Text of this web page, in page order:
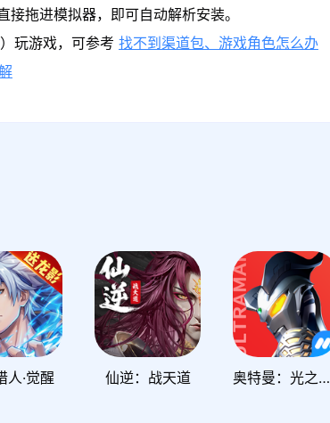
拖进模拟器，即可自动解析安装。
玩游戏，可参考 找不到渠道包、游戏角色怎么办
人·觉醒 仙逆：战天道 奥特曼：光之战士